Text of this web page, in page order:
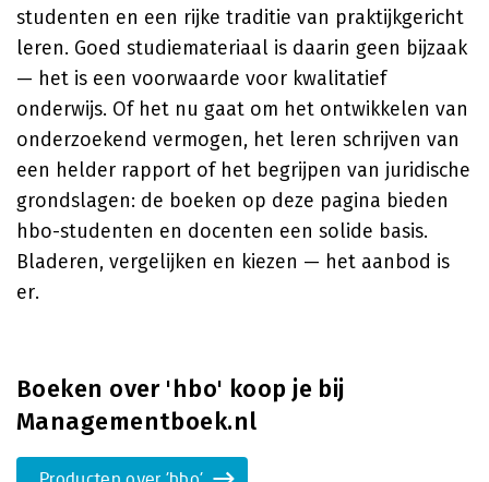
studenten en een rijke traditie van praktijkgericht
leren. Goed studiemateriaal is daarin geen bijzaak
— het is een voorwaarde voor kwalitatief
onderwijs. Of het nu gaat om het ontwikkelen van
onderzoekend vermogen, het leren schrijven van
een helder rapport of het begrijpen van juridische
grondslagen: de boeken op deze pagina bieden
hbo-studenten en docenten een solide basis.
Bladeren, vergelijken en kiezen — het aanbod is
er.
Boeken over 'hbo' koop je bij
Managementboek.nl